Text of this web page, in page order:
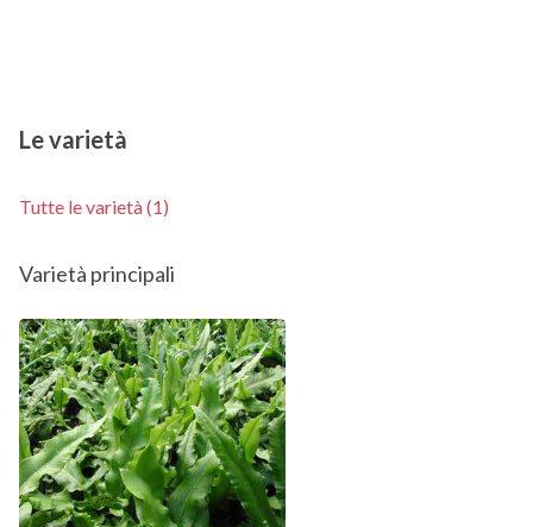
Le varietà
Tutte le varietà (1)
Varietà principali